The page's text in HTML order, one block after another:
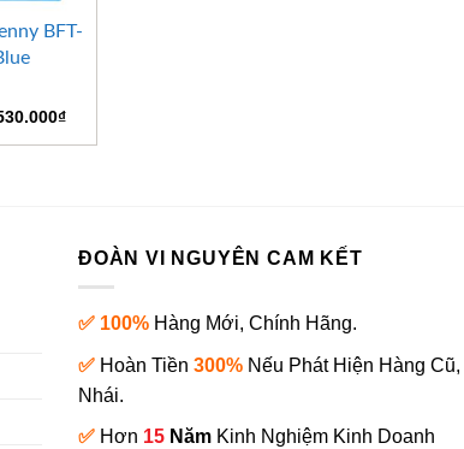
BFT-
₫Giá
tại
ĐOÀN VI NGUYÊN CAM KẾT
✅ 100% Hàng Mới, Chính Hãng.
✅ Hoàn Tiền 300% Nếu Phát Hiện Hàng Cũ,
Nhái.
✅ Hơn 15 Năm Kinh Nghiệm Kinh Doanh